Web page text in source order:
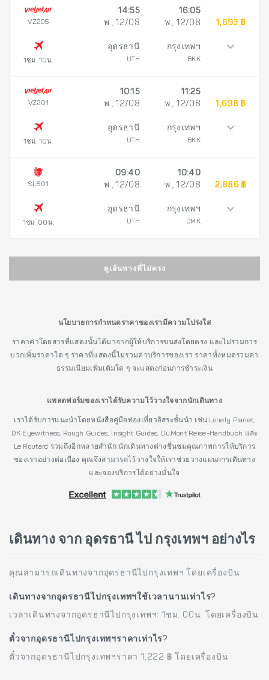
VZ205
1ชม. 10น.
14:55
พ., 12/08
อุดรธานี
UTH
16:05
พ., 12/08
กรุงเทพฯ
BKK
1,693 ฿
VZ201
1ชม. 10น.
10:15
พ., 12/08
อุดรธานี
UTH
11:25
พ., 12/08
กรุงเทพฯ
BKK
1,698 ฿
SL601
1ชม. 00น.
09:40
พ., 12/08
อุดรธานี
UTH
10:40
พ., 12/08
กรุงเทพฯ
DMK
2,886 ฿
ดูเส้นทางที่ไม่ตรง
นโยบายการกำหนดราคาของเรามีความโปร่งใส
ราคาค่าโดยสารที่แสดงนั้นได้มาจากผู้ให้บริการขนส่งโดยตรง และไม่รวมการ
บวกเพิ่มราคาใด ๆ ราคาที่แสดงนี้ไม่รวมค่าบริการของเรา ราคาทั้งหมดรวมค่า
ธรรมเนียมเพิ่มเติมใด ๆ จะแสดงก่อนการชำระเงิน
แพลตฟอร์มของเราได้รับความไว้วางใจจากนักเดินทาง
เราได้รับการแนะนำโดยหนังสือคู่มือท่องเที่ยวอิสระชั้นนำ เช่น Lonely Planet,
DK Eyewitness, Rough Guides, Insight Guides, DuMont Reise-Handbuch และ
Le Routard รวมถึงอีกหลายสำนัก นักเดินทางต่างชื่นชมคุณภาพการให้บริการ
ของเราอย่างต่อเนื่อง คุณจึงสามารถไว้วางใจให้เราช่วยวางแผนการเดินทาง
และจองบริการได้อย่างมั่นใจ
เดินทาง จาก อุดรธานี ไป กรุงเทพฯ อย่างไร
คุณสามารถเดินทางจากอุดรธานีไปกรุงเทพฯ โดยเครื่องบิน
เดินทางจากอุดรธานีไปกรุงเทพฯใช้เวลานานเท่าไร?
เวลาเดินทางจากอุดรธานีไปกรุงเทพฯ: 1ชม. 00น. โดยเครื่องบิน
ตั๋วจากอุดรธานีไปกรุงเทพฯราคาเท่าไร?
ตั๋วจากอุดรธานีไปกรุงเทพฯราคา 1,222 ฿ โดยเครื่องบิน